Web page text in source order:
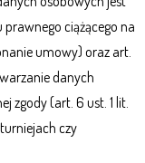
prawnego ciążącego na
umowy) oraz art.
danych
zgody (art. 6 ust. 1 lit.
czy